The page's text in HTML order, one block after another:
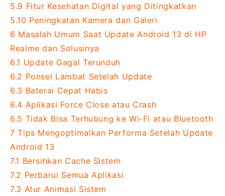
5.9 Fitur Kesehatan Digital yang Ditingkatkan
5.10 Peningkatan Kamera dan Galeri
6 Masalah Umum Saat Update Android 13 di HP
Realme dan Solusinya
6.1 Update Gagal Terunduh
6.2 Ponsel Lambat Setelah Update
6.3 Baterai Cepat Habis
6.4 Aplikasi Force Close atau Crash
6.5 Tidak Bisa Terhubung ke Wi-Fi atau Bluetooth
7 Tips Mengoptimalkan Performa Setelah Update
Android 13
7.1 Bersihkan Cache Sistem
7.2 Perbarui Semua Aplikasi
7.3 Atur Animasi Sistem